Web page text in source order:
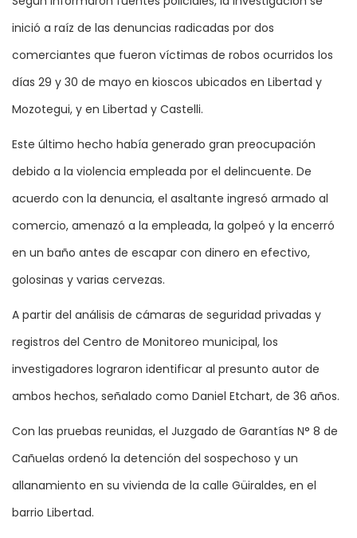
inició a raíz de las denuncias radicadas por dos
comerciantes que fueron víctimas de robos ocurridos los
días 29 y 30 de mayo en kioscos ubicados en Libertad y
Mozotegui, y en Libertad y Castelli.
Este último hecho había generado gran preocupación
debido a la violencia empleada por el delincuente. De
acuerdo con la denuncia, el asaltante ingresó armado al
comercio, amenazó a la empleada, la golpeó y la encerró
en un baño antes de escapar con dinero en efectivo,
golosinas y varias cervezas.
A partir del análisis de cámaras de seguridad privadas y
registros del Centro de Monitoreo municipal, los
investigadores lograron identificar al presunto autor de
ambos hechos, señalado como Daniel Etchart, de 36 años.
Con las pruebas reunidas, el Juzgado de Garantías N° 8 de
Cañuelas ordenó la detención del sospechoso y un
allanamiento en su vivienda de la calle Güiraldes, en el
barrio Libertad.